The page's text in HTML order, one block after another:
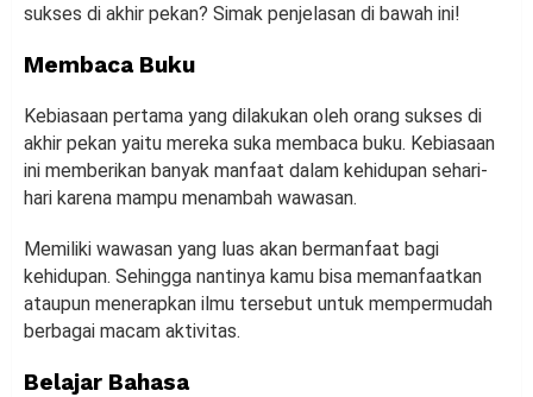
sukses di akhir pekan? Simak penjelasan di bawah ini!
Membaca Buku
Kebiasaan pertama yang dilakukan oleh orang sukses di
akhir pekan yaitu mereka suka membaca buku. Kebiasaan
ini memberikan banyak manfaat dalam kehidupan sehari-
hari karena mampu menambah wawasan.
Memiliki wawasan yang luas akan bermanfaat bagi
kehidupan. Sehingga nantinya kamu bisa memanfaatkan
ataupun menerapkan ilmu tersebut untuk mempermudah
berbagai macam aktivitas.
Belajar Bahasa